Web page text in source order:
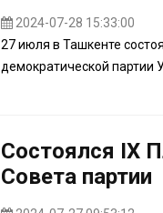
2024-07-28 15:33:00
27 июля в Ташкенте
демократической партии
Состоялся IX
Совета партии